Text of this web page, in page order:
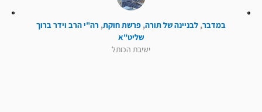
במדבר, לבניינה של תורה, פרשת חוקת, רה"י הרב וידר ברוך
שליט"א
ישיבת הכותל